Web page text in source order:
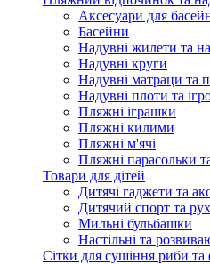
Аксесуари для
Басейни
Надувні жилети та
Надувні круги
Надувні матраци та
Надувні плоти та
Пляжні іграшки
Пляжні килими
Пляжні м'ячі
Пляжні парасольки
Товари для дітей
Дитячі гаджети та
Дитячий спорт та
Мильні бульбашки
Настільні та
Сітки для сушіння риби та